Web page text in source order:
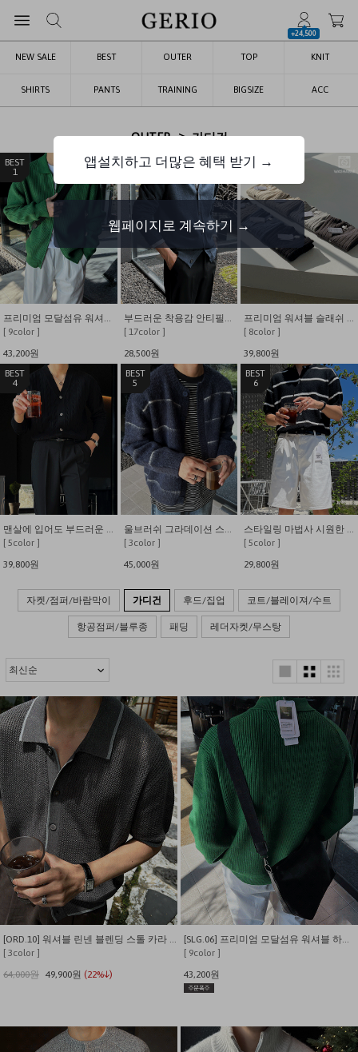
+24,500
NEW SALE BEST OUTER TOP KNIT
SHIRTS PANTS TRAINING BIGSIZE ACC
OUTER > 가디건
1
프리미엄 모달섬유 워셔블 하찌 카라 니트 가디건
[ 9color ]
43,200원
2
부드러운 착용감 안티필링 17컬러 비스코스 브이넥 가디건
[ 17color ]
28,500원
3
프리미엄 워셔블 슬래쉬 입체 패턴 가디건
[ 8color ]
39,800원
4
맨살에 입어도 부드러운 고급스런 입체 사선케이블 가디건
[ 5color ]
39,800원
5
울브러쉬 그라데이션 스트라이프 크루 가디건
[ 3color ]
45,000원
6
스타일링 마법사 시원한 부클 반팔 단가라 가디건
[ 5color ]
29,800원
자켓/점퍼/바람막이 가디건 후드/집업 코트/블레이져/수트
항공점퍼/블루종 패딩 레더자켓/무스탕
[ORD.10] 워셔블 린넨 블렌딩 스톨 카라 가디건
[ 3color ]
64,000원 49,900원 (22%↓)
[SLG.06] 프리미엄 모달섬유 워셔블 하찌 카라 니트 가디건
[ 9color ]
43,200원
앱설치하고 더많은 혜택 받기 →
웹페이지로 계속하기 →